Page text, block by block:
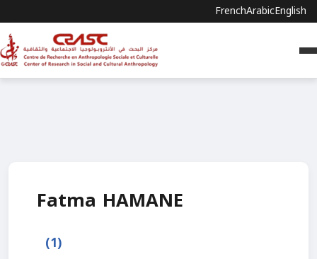
FrenchArabicEnglish
Fatma HAMANE
(1)